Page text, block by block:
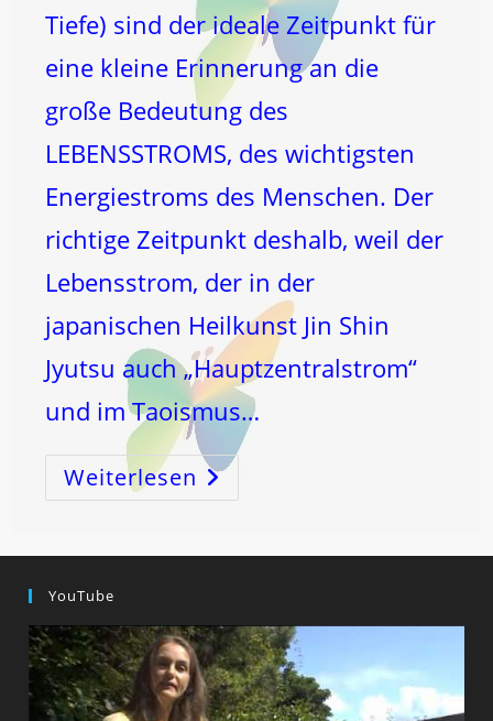
Tiefe) sind der ideale Zeitpunkt für
eine kleine Erinnerung an die
große Bedeutung des
LEBENSSTROMS, des wichtigsten
Energiestroms des Menschen. Der
richtige Zeitpunkt deshalb, weil der
Lebensstrom, der in der
japanischen Heilkunst Jin Shin
Jyutsu auch „Hauptzentralstrom“
und im Taoismus…
Weiterlesen Der
Lebensstrom:
ICH
YouTube